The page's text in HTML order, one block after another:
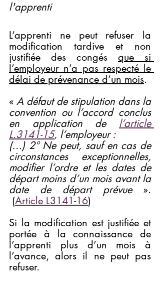
l'apprenti
L’apprenti ne peut refuser la
modification tardive et non
justifiée des congés que si
l’employeur n’a pas respecté le
délai de prévenance d’un mois.
« A défaut de stipulation dans la
convention ou l’accord conclus
en application de l’article
L.3141-15, l’employeur :
(…) 2° Ne peut, sauf en cas de
circonstances exceptionnelles,
modifier l’ordre et les dates de
départ moins d’un mois avant la
date de départ prévue ».
(Article L3141-16)
Si la modification est justifiée et
portée à la connaissance de
l’apprenti plus d’un mois à
l’avance, alors il ne peut pas
refuser.